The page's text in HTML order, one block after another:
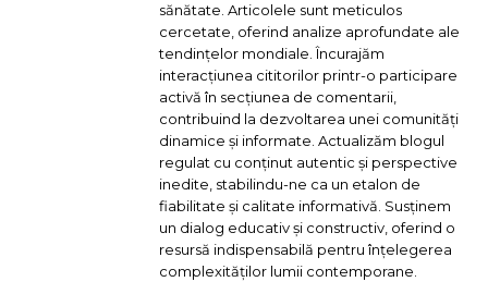
sănătate. Articolele sunt meticulos
cercetate, oferind analize aprofundate ale
tendințelor mondiale. Încurajăm
interacțiunea cititorilor printr-o participare
activă în secțiunea de comentarii,
contribuind la dezvoltarea unei comunități
dinamice și informate. Actualizăm blogul
regulat cu conținut autentic și perspective
inedite, stabilindu-ne ca un etalon de
fiabilitate și calitate informativă. Susținem
un dialog educativ și constructiv, oferind o
resursă indispensabilă pentru înțelegerea
complexităților lumii contemporane.